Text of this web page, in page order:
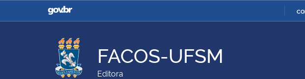
Casa Civil
Ministério da Justiça e
Ministério da Defesa
Ministério da Agricultura,
Pecuária e Abastecimento
Ministério da Educação
FACOS-UFSM
Editora